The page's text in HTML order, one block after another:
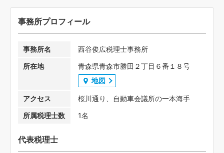
事務所プロフィール
事務所名
西谷俊広税理士事務所
所在地
青森県青森市勝田２丁目６番１８号
地図
アクセス
桜川通り、自動車会議所の一本海手
所属税理士数
1名
代表税理士